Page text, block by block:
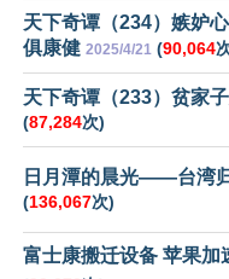
天下奇谭（234）嫉妒
俱康健 2025/4/21 (90,064
天下奇谭（233）贫家
(87,284次)
日月潭的晨光——台湾
(136,067次)
富士康搬迁设备 苹果加